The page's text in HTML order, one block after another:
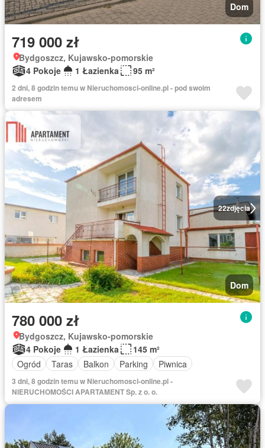
Dom
719 000 zł
Bydgoszcz, Kujawsko-pomorskie
4 Pokoje
1 Łazienka 95 m²
2 dni, 8 godzin temu w Nieruchomosci-online.pl - pod swoim
adresem
22zdjęcia
Dom
780 000 zł
Bydgoszcz, Kujawsko-pomorskie
4 Pokoje
1 Łazienka
145 m²
Ogród
Taras Balkon Parking Piwnica
3 dni, 8 godzin temu w Nieruchomosci-online.pl -
NIERUCHOMOŚCI APARTAMENT Sp. z o. o.